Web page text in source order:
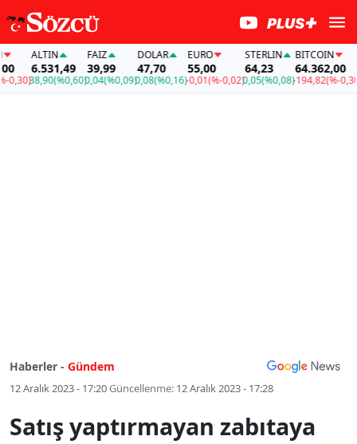
ALTIN
6.531,49
38,90(%0,60)
FAİZ
39,99
0,04(%0,09)
DOLAR
47,70
0,08(%0,16)
EURO
55,00
-0,01(%-0,02)
STERLIN
64,23
0,05(%0,08)
BITCOIN
64.362,00
-194,82(%-0,30)
Haberler - Gündem
12 Aralık 2023 - 17:20Güncellenme: 12 Aralık 2023 - 17:28
Satış yaptırmayan zabıtaya